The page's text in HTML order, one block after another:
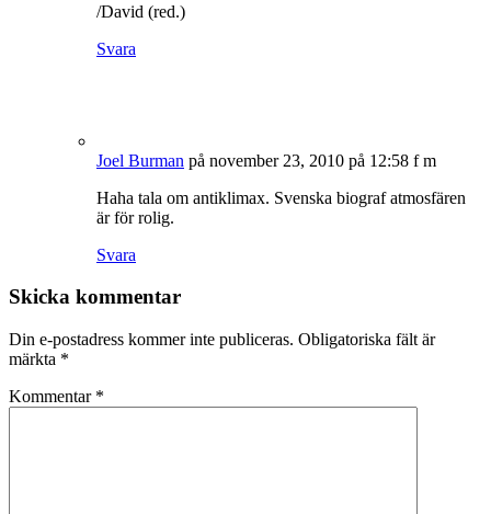
/David (red.)
Svara
Joel Burman på november 23, 2010 på 12:58 f m
Haha tala om antiklimax. Svenska biograf atmosfären
är för rolig.
Svara
Skicka kommentar
Din e-postadress kommer inte publiceras. Obligatoriska fält är
märkta *
Kommentar *